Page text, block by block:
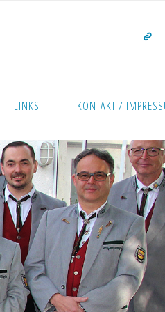
LINKS KONTAKT /